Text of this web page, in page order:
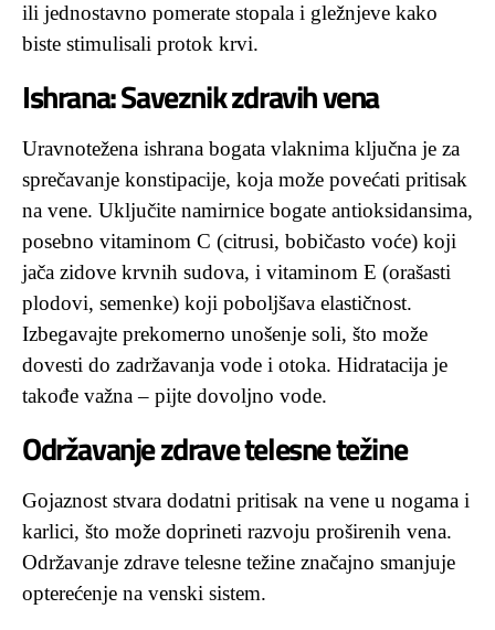
ili jednostavno pomerate stopala i gležnjeve kako
biste stimulisali protok krvi.
Ishrana: Saveznik zdravih vena
Uravnotežena ishrana bogata vlaknima ključna je za
sprečavanje konstipacije, koja može povećati pritisak
na vene. Uključite namirnice bogate antioksidansima,
posebno vitaminom C (citrusi, bobičasto voće) koji
jača zidove krvnih sudova, i vitaminom E (orašasti
plodovi, semenke) koji poboljšava elastičnost.
Izbegavajte prekomerno unošenje soli, što može
dovesti do zadržavanja vode i otoka. Hidratacija je
takođe važna – pijte dovoljno vode.
Održavanje zdrave telesne težine
Gojaznost stvara dodatni pritisak na vene u nogama i
karlici, što može doprineti razvoju proširenih vena.
Održavanje zdrave telesne težine značajno smanjuje
opterećenje na venski sistem.